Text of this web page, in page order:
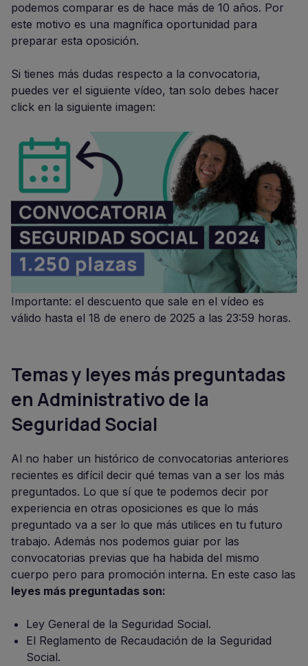
podemos comparar es de hace más de 10 años. Por
este motivo es una magnífica oportunidad para
preparar esta oposición.
Si tienes más dudas respecto a la convocatoria,
puedes ver el siguiente vídeo, tan solo debes hacer
click en la siguiente imagen:
Importante: el descuento que sale en el vídeo es
válido hasta el 18 de enero de 2025 a las 23:59 horas.
Temas y leyes más preguntadas
en Administrativo de la
Seguridad Social
Al no haber un histórico de convocatorias anteriores
recientes es difícil decir qué temas van a ser los más
preguntados. Lo que sí que te podemos decir por
experiencia en otras oposiciones es que lo más
preguntado va a ser lo que más utilices en tu futuro
trabajo. Además nos podemos guiar por las
convocatorias previas que ha habida del mismo
cuerpo pero para promoción interna. En este caso las
leyes más preguntadas son:
Ley General de la Seguridad Social.
El Reglamento de Recaudación de la Seguridad
Social.